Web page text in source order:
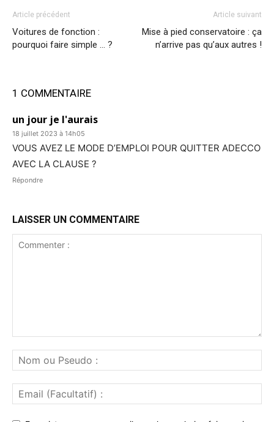
Article précédent
Voitures de fonction :
pourquoi faire simple … ?
Article suivant
Mise à pied conservatoire : ça
n’arrive pas qu’aux autres !
1 COMMENTAIRE
un jour je l'aurais
18 juillet 2023 à 14h05
VOUS AVEZ LE MODE D’EMPLOI POUR QUITTER ADECCO
AVEC LA CLAUSE ?
Répondre
LAISSER UN COMMENTAIRE